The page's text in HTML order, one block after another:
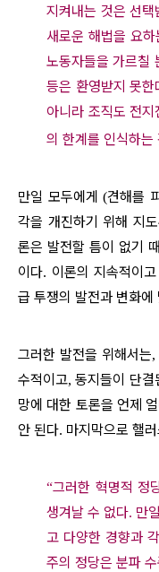
지켜내는 것은 선
새로운 해법을 요
노동자들을 가르칠
등은 환영받지 못한
아니라 조직도 전
의 한계를 인식하는
만일 모두에게 (견해를
각을 개진하기 위해 지
론은 발전할 틈이 없기
이다. 이론의 지속적이
급 투쟁의 발전과 변화
그러한 발전을 위해서는,
수적이고,동지들이 단
망에 대한 토론을 언제
안 된다. 마지막으로 핼
“그러한 혁명적 정
생겨날 수 없다. 만
고 다양한 경향과
주의 정당은 분파